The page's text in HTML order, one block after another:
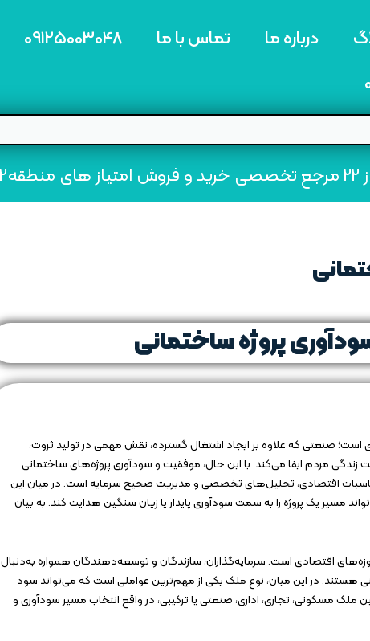
درباره ما تماس با ما
09125003048
پروژه‌ ساختمانی
صنعتی که علاوه بر ایجاد اشتغال گسترده، نقش مهمی در تولید ثروت،
مردم ایفا می‌کند. با این حال، موفقیت و سودآوری پروژه‌های ساختمانی
اقتصادی، تحلیل‌های تخصصی و مدیریت صحیح سرمایه است. در میان این
مسیر یک پروژه را به سمت سودآوری پایدار یا زیان سنگین هدایت کند. به بیان
اقتصادی است. سرمایه‌گذاران، سازندگان و توسعه‌دهندگان همواره به‌دنبال
هستند. در این میان، نوع ملک یکی از مهم‌ترین عواملی است که می‌تواند سود
ملک مسکونی، تجاری، اداری، صنعتی یا ترکیبی، در واقع انتخاب مسیر سودآوری و